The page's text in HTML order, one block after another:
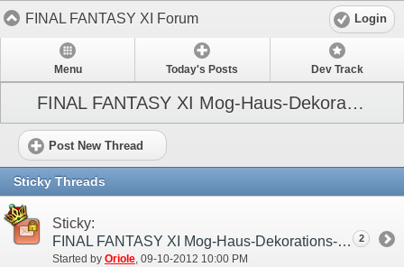
FINAL FANTASY XI Forum Login
Menu Today's Posts Dev Track
FINAL FANTASY XI Mog-Haus-Dekorations-Wettbewerb
Post New Thread
Sticky Threads
Sticky:
FINAL FANTASY XI Mog-Haus-Dekorations-Wettbewerb
Started by Oriole‎, 09-10-2012 10:00 PM
2